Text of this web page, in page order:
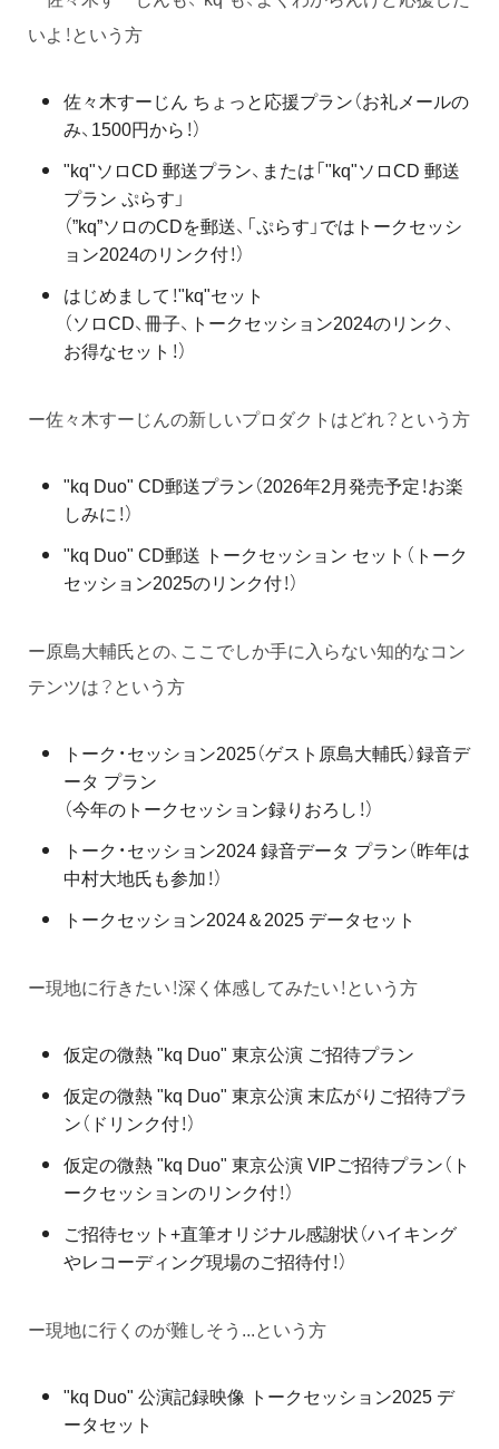
いよ！という方
佐々木すーじん ちょっと応援プラン（お礼メールの
み、1500円から！）
"kq"ソロCD 郵送プラン、または「"kq"ソロCD 郵送
プラン ぷらす」
（”kq”ソロのCDを郵送、「ぷらす」ではトークセッシ
ョン2024のリンク付！）
はじめまして！"kq"セット
（ソロCD、冊子、トークセッション2024のリンク、
お得なセット！）
ー佐々木すーじんの新しいプロダクトはどれ？という方
"kq Duo" CD郵送プラン（2026年2月発売予定！お楽
しみに！）
"kq Duo" CD郵送 トークセッション セット（トーク
セッション2025のリンク付！）
ー原島大輔氏との、ここでしか手に入らない知的なコン
テンツは？という方
トーク・セッション2025（ゲスト原島大輔氏）録音デ
ータ プラン
（今年のトークセッション録りおろし！）
トーク・セッション2024 録音データ プラン（昨年は
中村大地氏も参加！）
トークセッション2024＆2025 データセット
ー現地に行きたい！深く体感してみたい！という方
仮定の微熱 "kq Duo" 東京公演 ご招待プラン
仮定の微熱 "kq Duo" 東京公演 末広がりご招待プラ
ン（ドリンク付！）
仮定の微熱 "kq Duo" 東京公演 VIPご招待プラン（ト
ークセッションのリンク付！）
ご招待セット+直筆オリジナル感謝状（ハイキング
やレコーディング現場のご招待付！）
ー現地に行くのが難しそう...という方
"kq Duo" 公演記録映像 トークセッション2025 デ
ータセット